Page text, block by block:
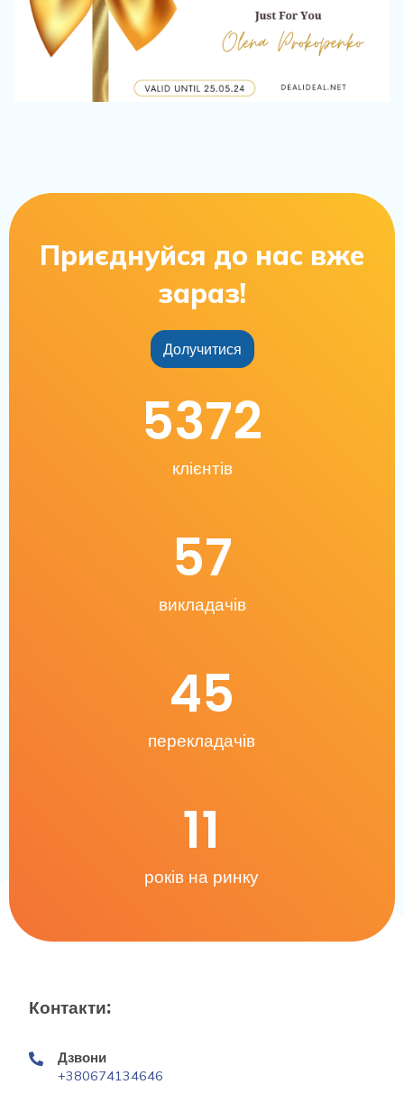
Приєднуйся до нас вже
зараз!
Долучитися
клієнтів
5372
викладачів
57
перекладачів
45
років на ринку
11
Контакти:
Дзвони
+380674134646